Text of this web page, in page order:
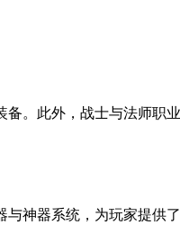
。此外，战士与法师职
神器系统，为玩家提供